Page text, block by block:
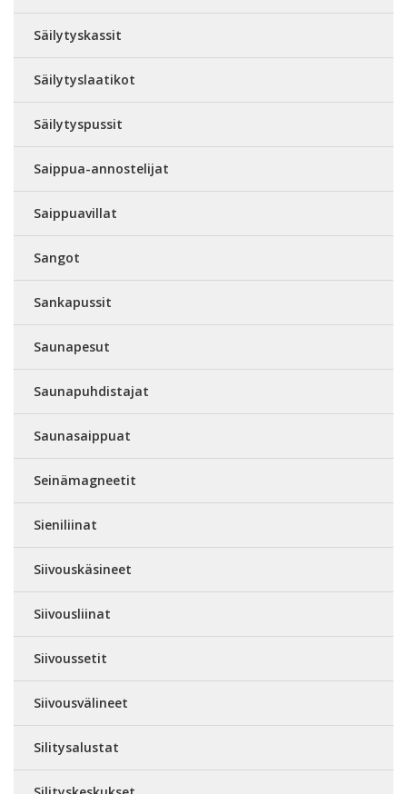
Säilytyskassit
Säilytyslaatikot
Säilytyspussit
Saippua-annostelijat
Saippuavillat
Sangot
Sankapussit
Saunapesut
Saunapuhdistajat
Saunasaippuat
Seinämagneetit
Sieniliinat
Siivouskäsineet
Siivousliinat
Siivoussetit
Siivousvälineet
Silitysalustat